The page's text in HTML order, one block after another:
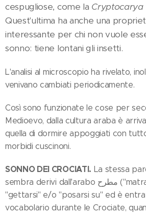
cespugliose, come la Cryptocarya
Quest'ultima ha anche una
interessante per chi non vuole
sonno: tiene lontani gli insetti.
L'analisi al microscopio ha rivelato,
venivano cambiati periodicamente.
Così sono funzionate le cose per
Medioevo, dalla cultura araba è
quella di dormire appoggiati con
morbidi cuscinoni.
SONNO DEI CROCIATI. La stessa
sembra derivi dall'arabo مطرح ("matrah") e significa
"gettarsi" e/o "posarsi su" ed è
vocabolario durante le Crociate,